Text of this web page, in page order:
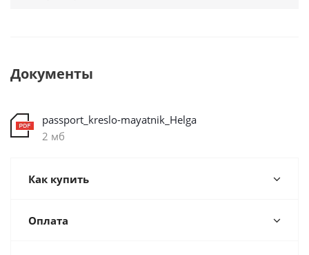
Документы
passport_kreslo-mayatnik_Helga
2 мб
Как купить
Оплата